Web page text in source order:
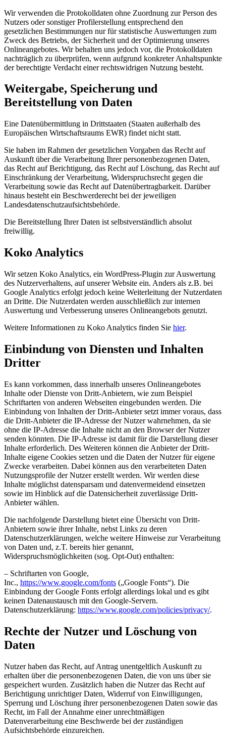
Wir verwenden die Protokolldaten ohne Zuordnung zur Person des
Nutzers oder sonstiger Profilerstellung entsprechend den
gesetzlichen Bestimmungen nur für statistische Auswertungen zum
Zweck des Betriebs, der Sicherheit und der Optimierung unseres
Onlineangebotes. Wir behalten uns jedoch vor, die Protokolldaten
nachträglich zu überprüfen, wenn aufgrund konkreter Anhaltspunkte
der berechtigte Verdacht einer rechtswidrigen Nutzung besteht.
Weitergabe, Speicherung und
Bereitstellung von Daten
Eine Datenübermittlung in Drittstaaten (Staaten außerhalb des
Europäischen Wirtschaftsraums EWR) findet nicht statt.
Sie haben im Rahmen der gesetzlichen Vorgaben das Recht auf
Auskunft über die Verarbeitung Ihrer personenbezogenen Daten,
das Recht auf Berichtigung, das Recht auf Löschung, das Recht auf
Einschränkung der Verarbeitung, Widerspruchsrecht gegen die
Verarbeitung sowie das Recht auf Datenübertragbarkeit. Darüber
hinaus besteht ein Beschwerderecht bei der jeweiligen
Landesdatenschutzaufsichtsbehörde.
Die Bereitstellung Ihrer Daten ist selbstverständlich absolut
freiwillig.
Koko Analytics
Wir setzen Koko Analytics, ein WordPress-Plugin zur Auswertung
des Nutzerverhaltens, auf unserer Website ein. Anders als z.B. bei
Google Analytics erfolgt jedoch keine Weiterleitung der Nutzerdaten
an Dritte. Die Nutzerdaten werden ausschließlich zur internen
Auswertung und Verbesserung unseres Onlineangebots genutzt.
Weitere Informationen zu Koko Analytics finden Sie hier.
Einbindung von Diensten und Inhalten
Dritter
Es kann vorkommen, dass innerhalb unseres Onlineangebotes
Inhalte oder Dienste von Dritt-Anbietern, wie zum Beispiel
Schriftarten von anderen Webseiten eingebunden werden. Die
Einbindung von Inhalten der Dritt-Anbieter setzt immer voraus, dass
die Dritt-Anbieter die IP-Adresse der Nutzer wahrnehmen, da sie
ohne die IP-Adresse die Inhalte nicht an den Browser der Nutzer
senden könnten. Die IP-Adresse ist damit für die Darstellung dieser
Inhalte erforderlich. Des Weiteren können die Anbieter der Dritt-
Inhalte eigene Cookies setzen und die Daten der Nutzer für eigene
Zwecke verarbeiten. Dabei können aus den verarbeiteten Daten
Nutzungsprofile der Nutzer erstellt werden. Wir werden diese
Inhalte möglichst datensparsam und datenvermeidend einsetzen
sowie im Hinblick auf die Datensicherheit zuverlässige Dritt-
Anbieter wählen.
Die nachfolgende Darstellung bietet eine Übersicht von Dritt-
Anbietern sowie ihrer Inhalte, nebst Links zu deren
Datenschutzerklärungen, welche weitere Hinweise zur Verarbeitung
von Daten und, z.T. bereits hier genannt,
Widerspruchsmöglichkeiten (sog. Opt-Out) enthalten:
– Schriftarten von Google,
Inc., https://www.google.com/fonts („Google Fonts“). Die
Einbindung der Google Fonts erfolgt allerdings lokal und es gibt
keinen Datenaustausch mit den Google-Servern.
Datenschutzerklärung: https://www.google.com/policies/privacy/.
Rechte der Nutzer und Löschung von
Daten
Nutzer haben das Recht, auf Antrag unentgeltlich Auskunft zu
erhalten über die personenbezogenen Daten, die von uns über sie
gespeichert wurden. Zusätzlich haben die Nutzer das Recht auf
Berichtigung unrichtiger Daten, Widerruf von Einwilligungen,
Sperrung und Löschung ihrer personenbezogenen Daten sowie das
Recht, im Fall der Annahme einer unrechtmäßigen
Datenverarbeitung eine Beschwerde bei der zuständigen
Aufsichtsbehörde einzureichen.